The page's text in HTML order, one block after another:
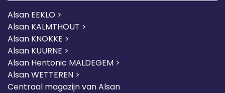
Alsan EEKLO >
Alsan KALMTHOUT >
Alsan KNOKKE >
Alsan KUURNE >
Alsan Hentonic MALDEGEM >
Alsan WETTEREN >
Centraal magazijn van Alsan